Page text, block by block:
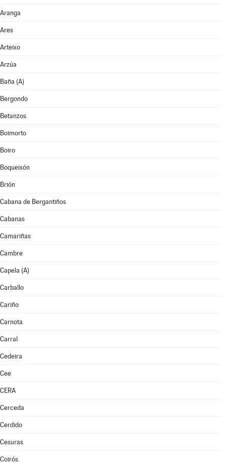
Aranga
Ares
Arteixo
Arzúa
Baña (A)
Bergondo
Betanzos
Boimorto
Boiro
Boqueixón
Brión
Cabana de Bergantiños
Cabanas
Camariñas
Cambre
Capela (A)
Carballo
Cariño
Carnota
Carral
Cedeira
Cee
CERA
Cerceda
Cerdido
Cesuras
Coirós